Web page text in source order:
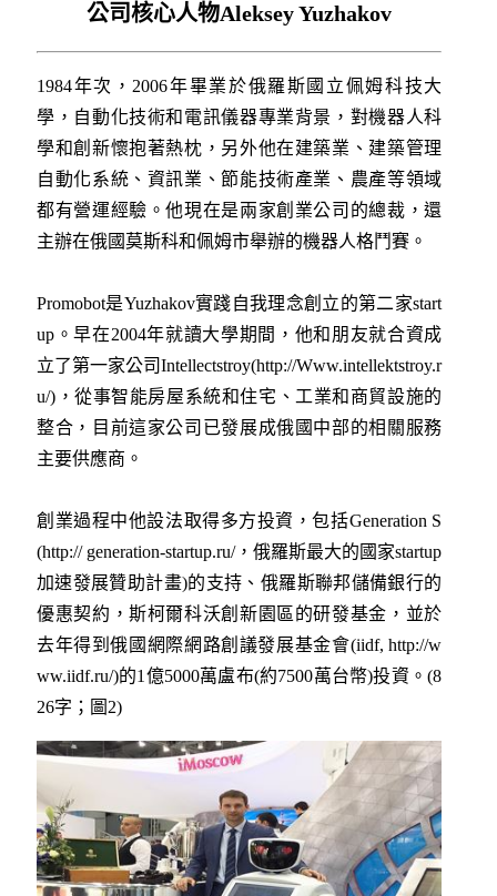
公司核心人物Aleksey Yuzhakov
1984年次，2006年畢業於俄羅斯國立佩姆科技大
學，自動化技術和電訊儀器專業背景，對機器人科
學和創新懷抱著熱枕，另外他在建築業、建築管理
自動化系統、資訊業、節能技術產業、農產等領域
都有營運經驗。他現在是兩家創業公司的總裁，還
主辦在俄國莫斯科和佩姆市舉辦的機器人格鬥賽。
Promobot是Yuzhakov實踐自我理念創立的第二家start
up。早在2004年就讀大學期間，他和朋友就合資成
立了第一家公司Intellectstroy(http://Www.intellektstroy.r
u/)，從事智能房屋系統和住宅、工業和商貿設施的
整合，目前這家公司已發展成俄國中部的相關服務
主要供應商。
創業過程中他設法取得多方投資，包括Generation S
(http:// generation-startup.ru/，俄羅斯最大的國家startup
加速發展贊助計畫)的支持、俄羅斯聯邦儲備銀行的
優惠契約，斯柯爾科沃創新園區的研發基金，並於
去年得到俄國網際網路創議發展基金會(iidf, http://w
ww.iidf.ru/)的1億5000萬盧布(約7500萬台幣)投資。(8
26字；圖2)